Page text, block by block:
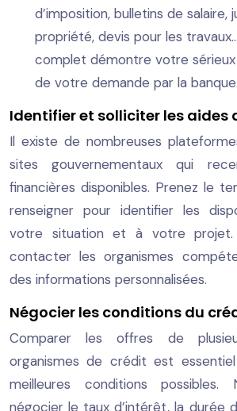
d’imposition, bulletins de salaire,
propriété, devis pour les
complet démontre votre
de votre demande par la banque.
Identifier et solliciter les aides
Il existe de nombreuses
sites gouvernementaux qui
financières disponibles. Prenez le
renseigner pour identifier les
votre situation et à votre projet.
contacter les organismes
des informations personnalisées.
Négocier les conditions du
Comparer les offres de
organismes de crédit est
meilleures conditions possibles.
négocier le taux d’intérêt, la durée